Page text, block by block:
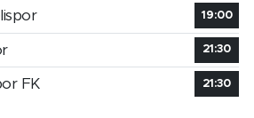
19:00
21:30
FK 21:30